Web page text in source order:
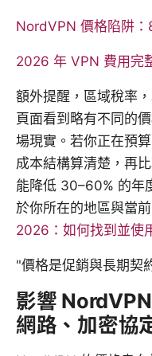
NordVPN 價格陷阱
2026 年 VPN 費用完
額外提醒，區域稅率
頁面看到略有不同的
場現實。若你正在預
成本結構算清楚，再
能降低 30–60% 的年
於你所在的地區與當
2026：如何找到並使
"價格是促銷與長期契
影響
網路、加密協